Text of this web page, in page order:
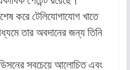
করে টেলিযোগাযোগ খাতে
তার অবদানের জন্য তিনি
সবচেয়ে আলোচিত এবং